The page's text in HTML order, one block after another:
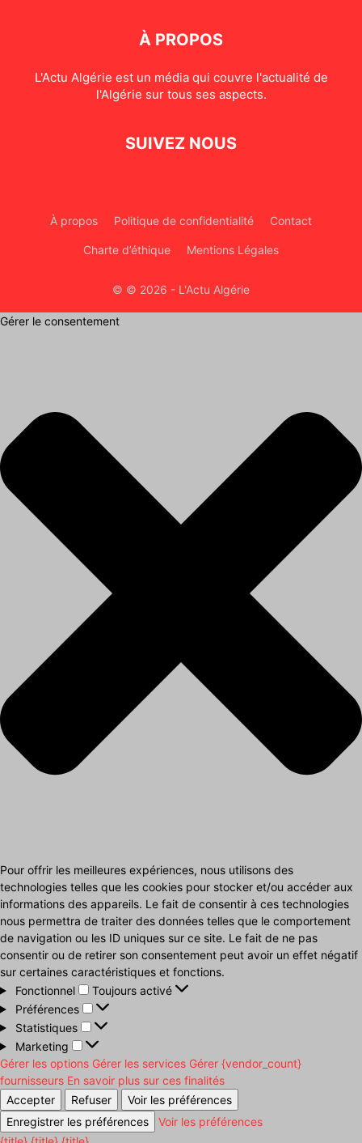
À PROPOS
L'Actu Algérie est un média qui couvre l'actualité de
l'Algérie sur tous ses aspects.
SUIVEZ NOUS
À propos Politique de confidentialité Contact
Charte d’éthique Mentions Légales
© © 2026 - L'Actu Algérie
Gérer le consentement
Pour offrir les meilleures expériences, nous utilisons des
technologies telles que les cookies pour stocker et/ou accéder aux
informations des appareils. Le fait de consentir à ces technologies
nous permettra de traiter des données telles que le comportement
de navigation ou les ID uniques sur ce site. Le fait de ne pas
consentir ou de retirer son consentement peut avoir un effet négatif
sur certaines caractéristiques et fonctions.
Fonctionnel
Fonctionnel
Toujours activé
Préférences
Préférences
Statistiques
Statistiques
Marketing
Marketing
Gérer les options Gérer les services Gérer {vendor_count}
fournisseurs En savoir plus sur ces finalités
Accepter
Refuser
Voir les préférences
Enregistrer les préférences
Voir les préférences